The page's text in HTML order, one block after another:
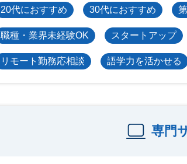
20代におすすめ 30代におすすめ
職種・業界未経験OK スタートアップ
リモート勤務応相談 語学力を活かせる
専門